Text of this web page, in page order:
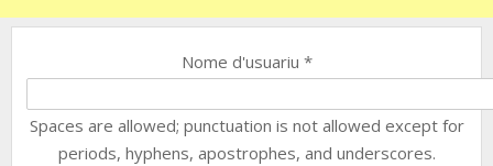
Nome d'usuariu *
Spaces are allowed; punctuation is not allowed except for
periods, hyphens, apostrophes, and underscores.